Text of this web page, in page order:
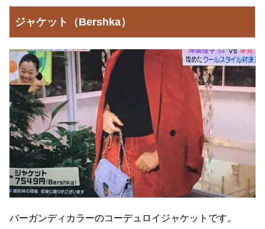
ジャケット（Bershka）
バーガンディカラーのコーデュロイジャケットです。